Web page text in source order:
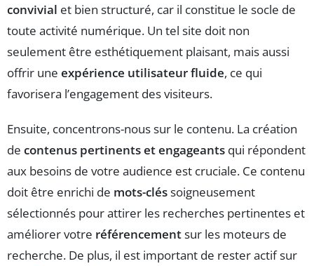
convivial et bien structuré, car il constitue le socle de
toute activité numérique. Un tel site doit non
seulement être esthétiquement plaisant, mais aussi
offrir une expérience utilisateur fluide, ce qui
favorisera l’engagement des visiteurs.
Ensuite, concentrons-nous sur le contenu. La création
de contenus pertinents et engageants qui répondent
aux besoins de votre audience est cruciale. Ce contenu
doit être enrichi de mots-cléssoigneusement
sélectionnés pour attirer les recherches pertinentes et
améliorer votre référencementsur les moteurs de
recherche. De plus, il est important de rester actif sur